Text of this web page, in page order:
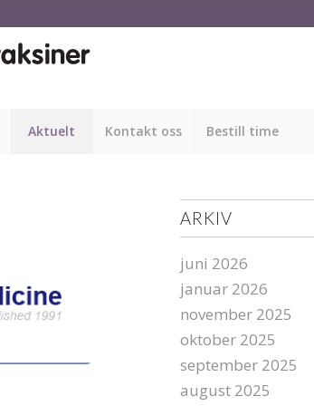
Aktuelt Kontakt oss Bestill time
ARKIV
juni 2026
januar 2026
november 2025
oktober 2025
september 2025
august 2025